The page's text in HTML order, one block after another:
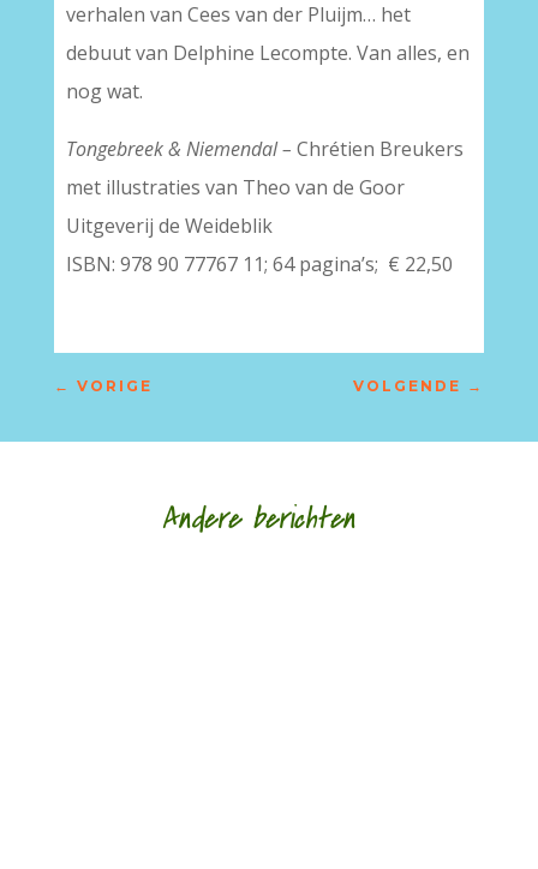
verhalen van Cees van der Pluijm… het
debuut van Delphine Lecompte. Van alles, en
nog wat.
Tongebreek & Niemendal – Chrétien Breukers
met illustraties van Theo van de Goor
Uitgeverij de Weideblik
ISBN: 978 90 77767 11; 64 pagina’s; € 22,50
← VORIGE VOLGENDE →
Andere berichten